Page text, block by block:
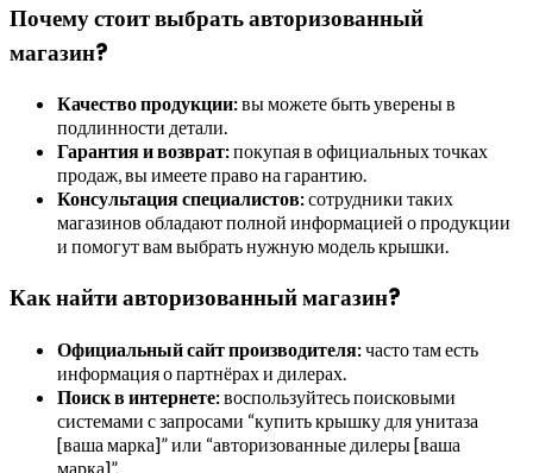
Почему стоит выбрать авторизованный
магазин?
Качество продукции:вы можете быть уверены в
подлинности детали.
Гарантия и возврат:покупая в официальных точках
продаж, вы имеете право на гарантию.
Консультация специалистов:сотрудники таких
магазинов обладают полной информацией о продукции
и помогут вам выбрать нужную модель крышки.
Как найти авторизованный магазин?
Официальный сайт производителя:часто там есть
информация о партнёрах и дилерах.
Поиск в интернете:воспользуйтесь поисковыми
системами с запросами “купить крышку для унитаза
[ваша марка]” или “авторизованные дилеры [ваша
марка]”.